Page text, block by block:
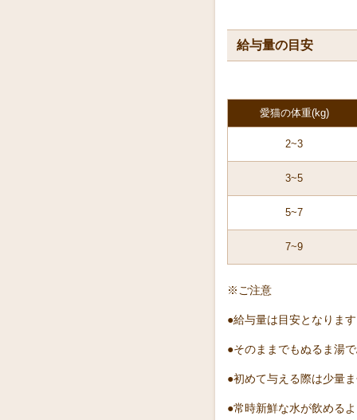
給与量の目安
愛猫の体重(kg)
2~3
3~5
5~7
7~9
※ご注意
●給与量は目安となりま
●そのままでもぬるま湯
●初めて与える際は少量
●常時新鮮な水が飲める